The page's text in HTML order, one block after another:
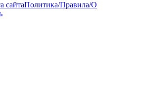
сайтаПолитика/Правила/О